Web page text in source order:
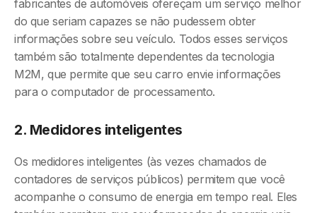
fabricantes de automóveis ofereçam um serviço melhor
do que seriam capazes se não pudessem obter
informações sobre seu veículo. Todos esses serviços
também são totalmente dependentes da tecnologia
M2M, que permite que seu carro envie informações
para o computador de processamento.
2. Medidores inteligentes
Os medidores inteligentes (às vezes chamados de
contadores de serviços públicos) permitem que você
acompanhe o consumo de energia em tempo real. Eles